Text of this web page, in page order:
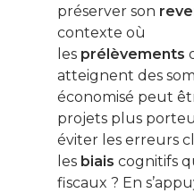
préserver son
contexte où
les prélèvements
atteignent des
économisé peut
projets plus
éviter les erreurs
les biais cognitifs
fiscaux ? En